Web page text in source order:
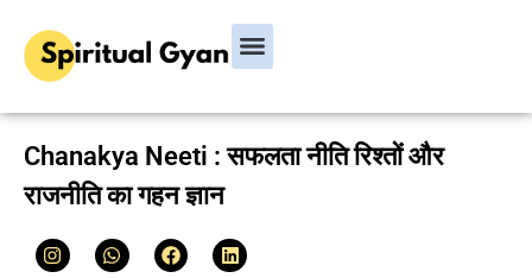
Chanakya Neeti : सफलता नीति रिश्तों और
राजनीति का गहन ज्ञान